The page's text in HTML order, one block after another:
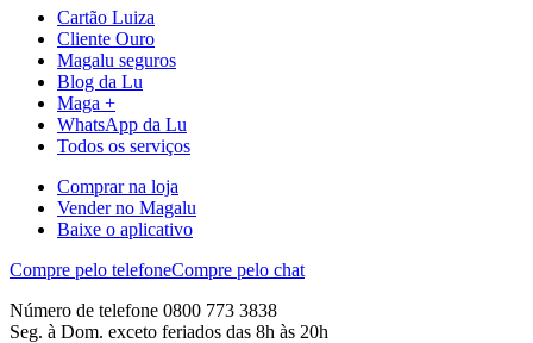
Cartão Luiza
Cliente Ouro
Magalu seguros
Blog da Lu
Maga +
WhatsApp da Lu
Todos os serviços
Comprar na loja
Vender no Magalu
Baixe o aplicativo
Compre pelo telefoneCompre pelo chat
Número de telefone 0800 773 3838
Seg. à Dom. exceto feriados das 8h às 20h